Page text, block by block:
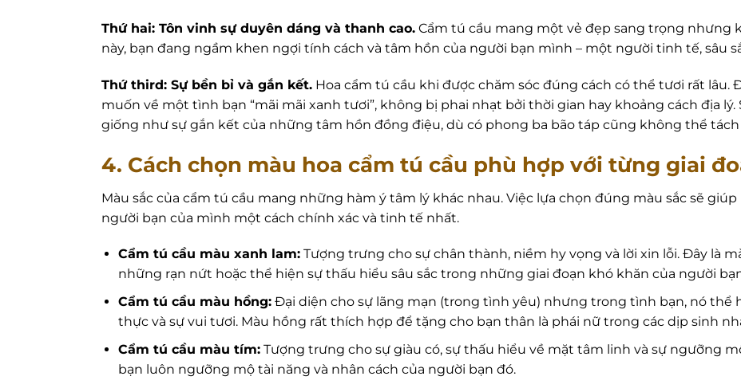
Thứ hai: Tôn vinh sự duyên dáng và thanh cao. Cẩm tú cầu mang một vẻ đẹp sang trọng nhưng
này, bạn đang ngầm khen ngợi tính cách và tâm hồn của người bạn mình – một người tinh tế, sâu
Thứ third: Sự bền bỉ và gắn kết. Hoa cẩm tú cầu khi được chăm sóc đúng cách có thể tươi rất
muốn về một tình bạn “mãi mãi xanh tươi”, không bị phai nhạt bởi thời gian hay khoảng cách địa
giống như sự gắn kết của những tâm hồn đồng điệu, dù có phong ba bão táp cũng không thể tách
4. Cách chọn màu hoa cẩm tú cầu phù hợp với từng giai
Màu sắc của cẩm tú cầu mang những hàm ý tâm lý khác nhau. Việc lựa chọn đúng màu sắc sẽ
người bạn của mình một cách chính xác và tinh tế nhất.
Cẩm tú cầu màu xanh lam:Tượng trưng cho sự chân thành, niềm hy vọng và lời xin lỗi. Đây là
những rạn nứt hoặc thể hiện sự thấu hiểu sâu sắc trong những giai đoạn khó khăn của người
Cẩm tú cầu màu hồng:Đại diện cho sự lãng mạn (trong tình yêu) nhưng trong tình bạn, nó thể
thực và sự vui tươi. Màu hồng rất thích hợp để tặng cho bạn thân là phái nữ trong các dịp sinh
Cẩm tú cầu màu tím:Tượng trưng cho sự giàu có, sự thấu hiểu về mặt tâm linh và sự ngưỡng
bạn luôn ngưỡng mộ tài năng và nhân cách của người bạn đó.